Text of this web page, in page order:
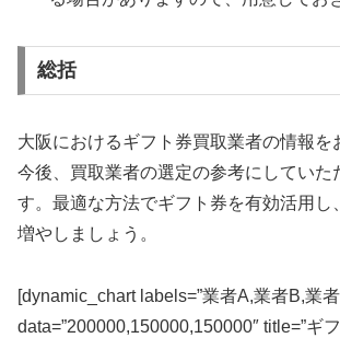
総括
大阪におけるギフト券買取業者の情報を
今後、買取業者の選定の参考にしていた
す。最適な方法でギフト券を有効活用し
増やしましょう。
[dynamic_chart labels=”業者A,業者B,業
data=”200000,150000,150000″ title=”ギ